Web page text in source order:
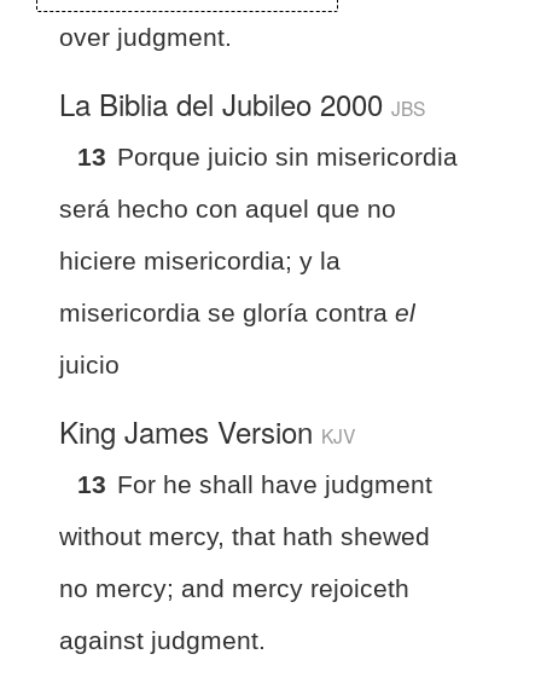
over judgment.
La Biblia del Jubileo 2000 JBS
13 Porque juicio sin misericordia
será hecho con aquel que no
hiciere misericordia; y la
misericordia se gloría contra el
juicio
King James Version KJV
13 For he shall have judgment
without mercy, that hath shewed
no mercy; and mercy rejoiceth
against judgment.